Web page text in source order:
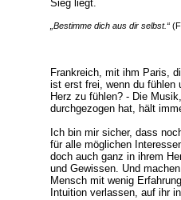
Sieg liegt.
„Bestimme dich aus dir selbst.“
Frankreich, mit ihm Paris,
ist erst frei, wenn du fühlen
Herz zu fühlen? - Die
durchgezogen hat, hält
Ich bin mir sicher, dass
für alle möglichen
doch auch ganz in ihrem
und Gewissen. Und
Mensch mit wenig
Intuition verlassen, auf ihr